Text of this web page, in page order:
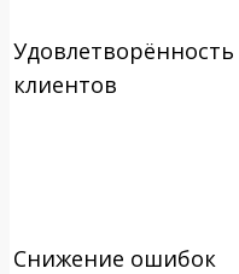
Удовлетворённость
клиентов
Снижение ошибок